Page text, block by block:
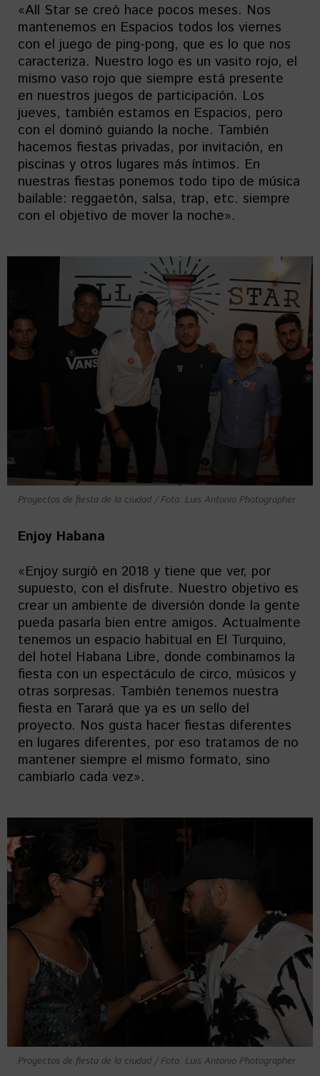
«All Star se creó hace pocos meses. Nos
mantenemos en Espacios todos los viernes
con el juego de ping-pong, que es lo que nos
caracteriza. Nuestro logo es un vasito rojo, el
mismo vaso rojo que siempre está presente
en nuestros juegos de participación. Los
jueves, también estamos en Espacios, pero
con el dominó guiando la noche. También
hacemos fiestas privadas, por invitación, en
piscinas y otros lugares más íntimos. En
nuestras fiestas ponemos todo tipo de música
bailable: reggaetón, salsa, trap, etc. siempre
con el objetivo de mover la noche».
Proyectos de fiesta de la ciudad / Foto: Luis Antonio Photographer
Enjoy Habana
«Enjoy surgió en 2018 y tiene que ver, por
supuesto, con el disfrute. Nuestro objetivo es
crear un ambiente de diversión donde la gente
pueda pasarla bien entre amigos. Actualmente
tenemos un espacio habitual en El Turquino,
del hotel Habana Libre, donde combinamos la
fiesta con un espectáculo de circo, músicos y
otras sorpresas. También tenemos nuestra
fiesta en Tarará que ya es un sello del
proyecto. Nos gusta hacer fiestas diferentes
en lugares diferentes, por eso tratamos de no
mantener siempre el mismo formato, sino
cambiarlo cada vez».
Proyectos de fiesta de la ciudad / Foto: Luis Antonio Photographer